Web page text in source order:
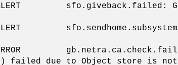
sfo.giveback.failed:
gb.netra.ca.check.failed:
failed due to Object store is